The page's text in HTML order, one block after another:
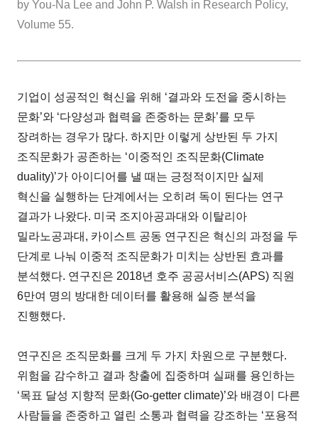
by You-Na Lee and John P. Walsh in Research Policy,
Volume 55.
기업이 성공적인 혁신을 위해 ‘결과와 도전을 중시하는
문화’와 ‘다양성과 협력을 존중하는 문화’를 모두
장려하는 경우가 많다. 하지만 이렇게 상반된 두 가지
조직문화가 공존하는 ‘이중적인 조직문화(Climate
duality)’가 아이디어를 낼 때는 긍정적이지만 실제
혁신을 실행하는 단계에서는 오히려 독이 된다는 연구
결과가 나왔다. 미국 조지아공과대와 이탈리아
밀라노공과대, 카이스트 공동 연구진은 혁신의 과정을 두
단계로 나눠 이중적 조직문화가 미치는 상반된 효과를
분석했다. 연구진은 2018년 호주 공공서비스(APS) 직원
6만여 명의 방대한 데이터를 활용해 실증 분석을
진행했다.
연구진은 조직문화를 크게 두 가지 차원으로 구분했다.
위험을 감수하고 결과 창출에 집중하며 실패를 용인하는
‘목표 달성 지향적 문화(Go-getter climate)’와 배경이 다른
사람들을 존중하고 열린 소통과 협력을 강조하는 ‘포용적